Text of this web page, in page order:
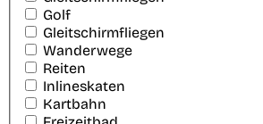
Golf
Gleitschirmfliegen
Wanderwege
Reiten
Inlineskaten
Kartbahn